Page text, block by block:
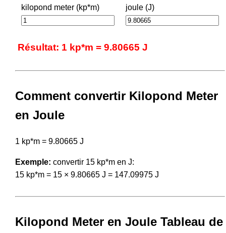
kilopond meter (kp*m) joule (J)
Résultat: 1 kp*m = 9.80665 J
Comment convertir Kilopond Meter
en Joule
1 kp*m = 9.80665 J
Exemple: convertir 15 kp*m en J:
15 kp*m = 15 × 9.80665 J = 147.09975 J
Kilopond Meter en Joule Tableau de